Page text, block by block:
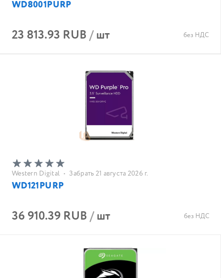
WD8001PURP
23 813.93 RUB/шт без НДС
Western Digital • Забрать 21 августа 2026 г.
WD121PURP
36 910.39 RUB/шт без НДС